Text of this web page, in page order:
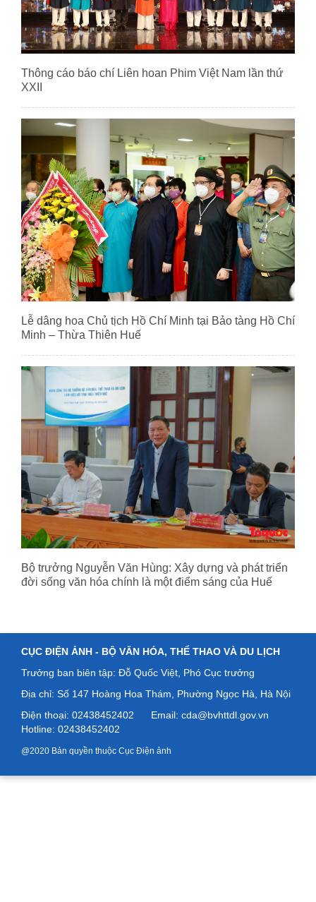
Thông cáo báo chí Liên hoan Phim Việt Nam lần thứ
XXII
Lễ dâng hoa Chủ tịch Hồ Chí Minh tại Bảo tàng Hồ Chí
Minh – Thừa Thiên Huế
Bộ trưởng Nguyễn Văn Hùng: Xây dựng và phát triển
đời sống văn hóa chính là một điểm sáng của Huế
CỤC ĐIỆN ẢNH - BỘ VĂN HÓA, THỂ THAO VÀ DU LỊCH
Trưởng ban biên tập: Đỗ Quốc Việt, Phó Cục trưởng
Địa chỉ: Số 147 Hoàng Hoa Thám, Phường Ngọc Hà, Hà Nội
Điện thoại: 02438452402 Email: cda@bvhttdl.gov.vn
Hotline: 02438452402
@2020 Bản quyền thuộc Cục Điện ảnh